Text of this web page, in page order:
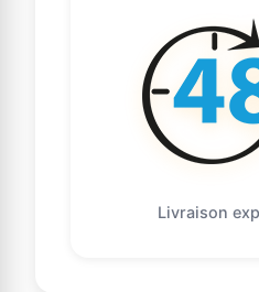
Livraison